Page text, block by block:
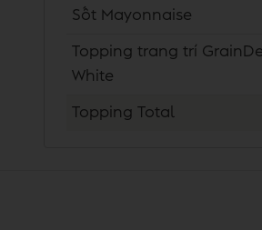
Sốt Mayonnaise
Topping trang trí
White
Topping Total